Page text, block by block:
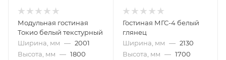
Модульная гостиная
Токио белый текстурный
Ширина, мм — 2001
Высота, мм — 1800
Гостиная МГС-4 белый
глянец
Ширина, мм — 2130
Высота, мм — 1700